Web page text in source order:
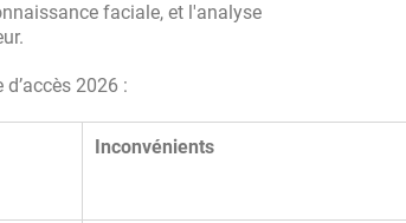
faciale, et l'analyse
2026 :
Inconvénients